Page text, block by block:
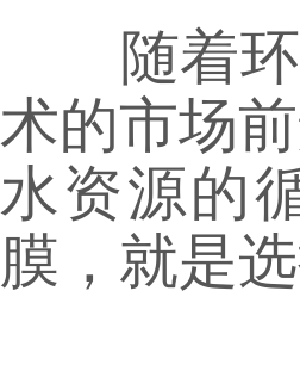
随着环
术的市场
水资源的
膜，就是